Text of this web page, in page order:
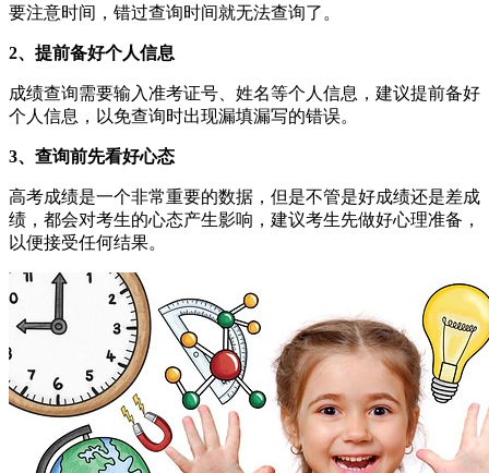
要注意时间，错过查询时间就无法查询了。
2、提前备好个人信息
成绩查询需要输入准考证号、姓名等个人信息，建议提前备好
个人信息，以免查询时出现漏填漏写的错误。
3、查询前先看好心态
高考成绩是一个非常重要的数据，但是不管是好成绩还是差成
绩，都会对考生的心态产生影响，建议考生先做好心理准备，
以便接受任何结果。